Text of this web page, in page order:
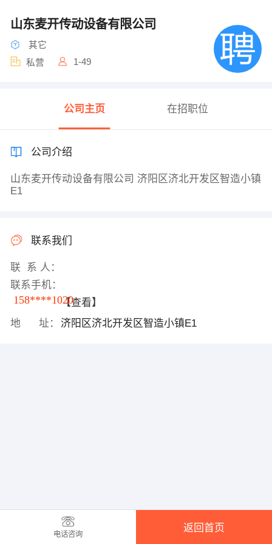
山东麦开传动设备有限公司
其它
私营
1-49
公司主页 在招职位
公司介绍
山东麦开传动设备有限公司 济阳区济北开发区智造小镇
E1
联系我们
联 系 人：
联系手机：
158****1020【查看】
地 址：
济阳区济北开发区智造小镇E1
电话咨询
返回首页